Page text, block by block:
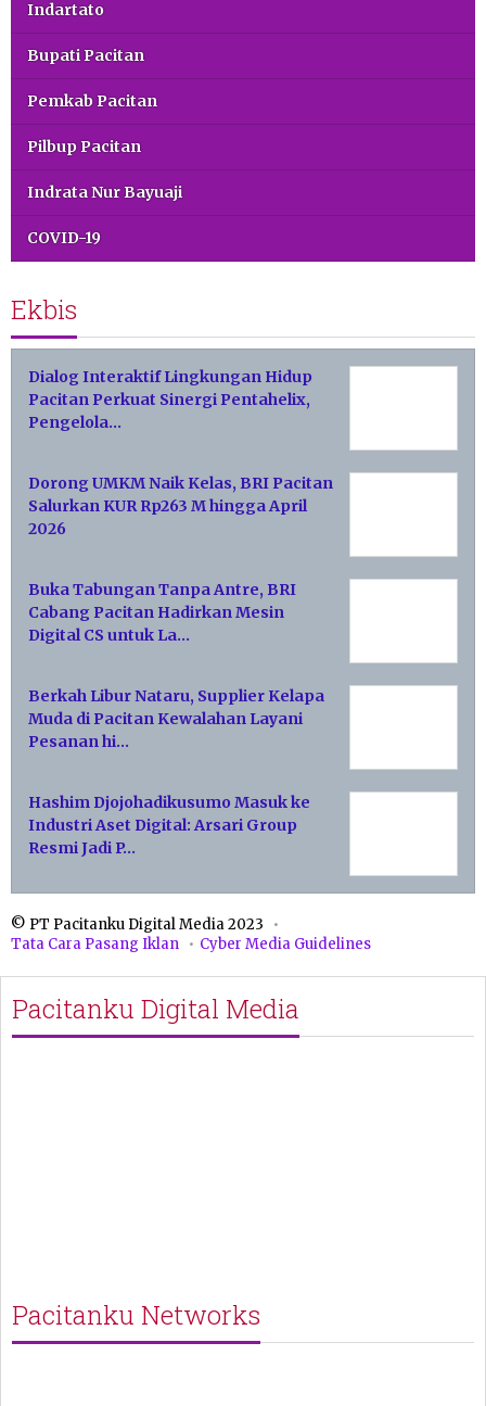
Indartato
Bupati Pacitan
Pemkab Pacitan
Pilbup Pacitan
Indrata Nur Bayuaji
COVID-19
Ekbis
Dialog Interaktif Lingkungan Hidup
Pacitan Perkuat Sinergi Pentahelix,
Pengelola…
Dorong UMKM Naik Kelas, BRI Pacitan
Salurkan KUR Rp263 M hingga April
2026
Buka Tabungan Tanpa Antre, BRI
Cabang Pacitan Hadirkan Mesin
Digital CS untuk La…
Berkah Libur Nataru, Supplier Kelapa
Muda di Pacitan Kewalahan Layani
Pesanan hi…
Hashim Djojohadikusumo Masuk ke
Industri Aset Digital: Arsari Group
Resmi Jadi P…
© PT Pacitanku Digital Media 2023
Tata Cara Pasang Iklan
Cyber Media Guidelines
Pacitanku Digital Media
Pacitanku Networks